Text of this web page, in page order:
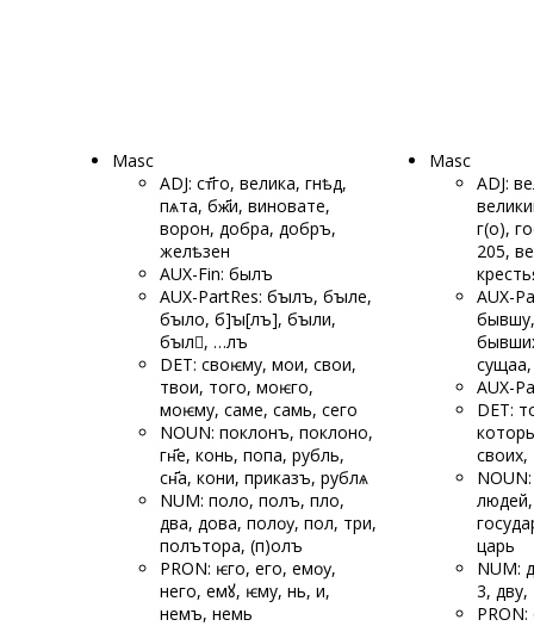
Masc
ADJ: ст҃го, велика, гнѣд,
пѧта, бж҃и, виновате,
ворон, добра, добръ,
желѣзен
AUX-Fin: былъ
AUX-PartRes: бꙑлъ, бꙑле,
бꙑло, б]ꙑ[лъ], бꙑли,
бꙑл, …лъ
DET: своѥму, мои, свои,
твои, того, моѥго,
моѥму, саме, самь, сего
NOUN: поклонъ, поклоно,
гн҃е, конь, попа, рубль,
сн҃а, кони, приказъ, рублѧ
NUM: поло, полъ, пло,
два, дова, полѹ, пол, три,
полътора, (п)олъ
PRON: ѥго, его, емѹ,
него, емꙋ, ѥму, нь, и,
немъ, немь
Masc
ADJ:
г(о),
205,
AUX-
AUX-
DET:
своих,
людей,
царь
NUM:
3,